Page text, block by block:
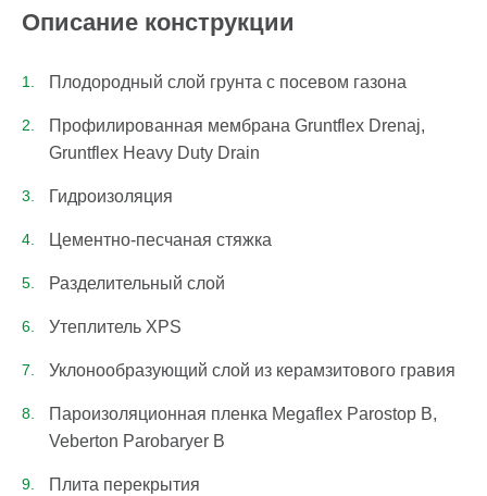
Описание конструкции
Плодородный слой грунта с посевом газона
Профилированная мембрана Gruntflex Drenaj,
Gruntflex Heavy Duty Drain
Гидроизоляция
Цементно-песчаная стяжка
Разделительный слой
Утеплитель XPS
Уклонообразующий слой из керамзитового гравия
Пароизоляционная пленка Megaflex Parostop B,
Veberton Parobaryer B
Плита перекрытия